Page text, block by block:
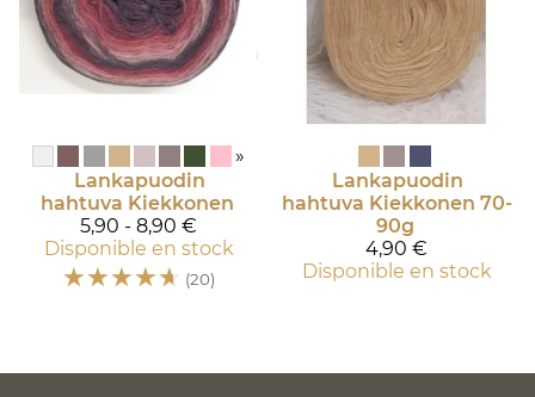
»
Lankapuodin
hahtuva Kiekkonen
5,90 - 8,90 €
Disponible en stock
☆☆☆☆☆ (20)
Lankapuodin
hahtuva Kiekkonen 70-
90g
4,90 €
Disponible en stock